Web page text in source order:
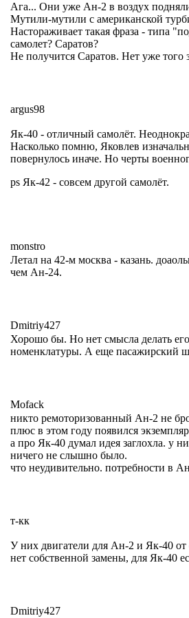
Ага... Они уже Ан-2 в воздух
Мутили-мутили с американской
Настораживает такая фраза - типа
самолет? Саратов?
Не получится Саратов. Нет уже того
argus98
Як-40 - отличный самолёт.
Насколько помню, Яковлев
повернулось иначе. Но черты
ps Як-42 - совсем другой самолёт.
monstro
Летал на 42-м москва - казань.
чем Ан-24.
Dmitriy427
Хорошо бы. Но нет смысла делать
номенклатуры. А еще пасажирский
Mofack
никто ремоторизованный Ан-2 не
плюс в этом году появился
а про Як-40 думал идея заглохла. у
ничего не слышно было.
что неудивительно. потребности в
т-кк
У них двигатели для Ан-2 и Як-40
нет собственной замены, для Як-40
Dmitriy427